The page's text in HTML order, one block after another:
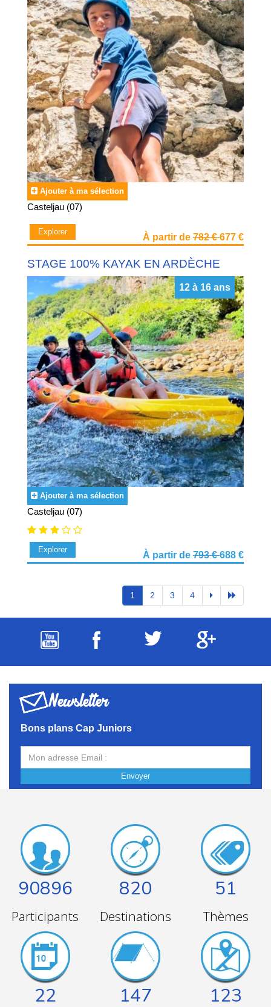
Ajouter à ma sélection
Casteljau (07)
Explorer
À partir de 782 €677 €
STAGE 100% KAYAK EN ARDÈCHE
12 à 16 ans
Ajouter à ma sélection
Casteljau (07)
Explorer
À partir de 793 €688 €
1 2 3 4
Newsletter
Bons plans Cap Juniors
Envoyer
90896
Participants
820
Destinations
51
Thèmes
22 147 123